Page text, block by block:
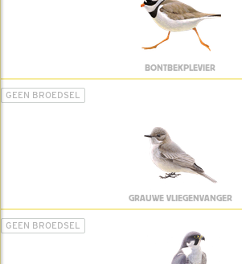
BONTBEKPLEVIER
GEEN BROEDSEL
GRAUWE VLIEGENVANGER
GEEN BROEDSEL